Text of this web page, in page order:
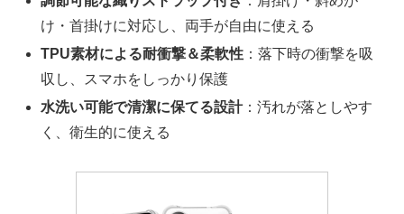
け・首掛けに対応し、両手が自由に使える
TPU素材による耐衝撃＆柔軟性 ：落下時の衝撃を吸
収し、スマホをしっかり保護
水洗い可能で清潔に保てる設計：汚れが落としやす
く、衛生的に使える